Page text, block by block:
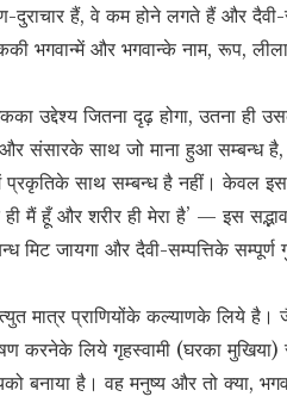
दुराचार हैं, वे कम होने लगते हैं और
भगवान्में और भगवान्के नाम, रूप,
उद्देश्य जितना दृढ़ होगा, उतना ही
संसारके साथ जो माना हुआ सम्बन्ध है,
प्रकृतिके साथ सम्बन्ध है नहीं। केवल
ही मैं हूँ और शरीर ही मेरा है’ — इस
मिट जायगा और दैवी-सम्पत्तिके
मात्र प्राणियोंके कल्याणके लिये
लिये गृहस्वामी (घरका मुखिया)
बनाया है। वह मनुष्य और तो क्या,